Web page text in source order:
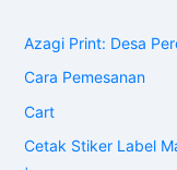
Azagi Print: Desa
Cara Pemesanan
Cart
Cetak Stiker Label